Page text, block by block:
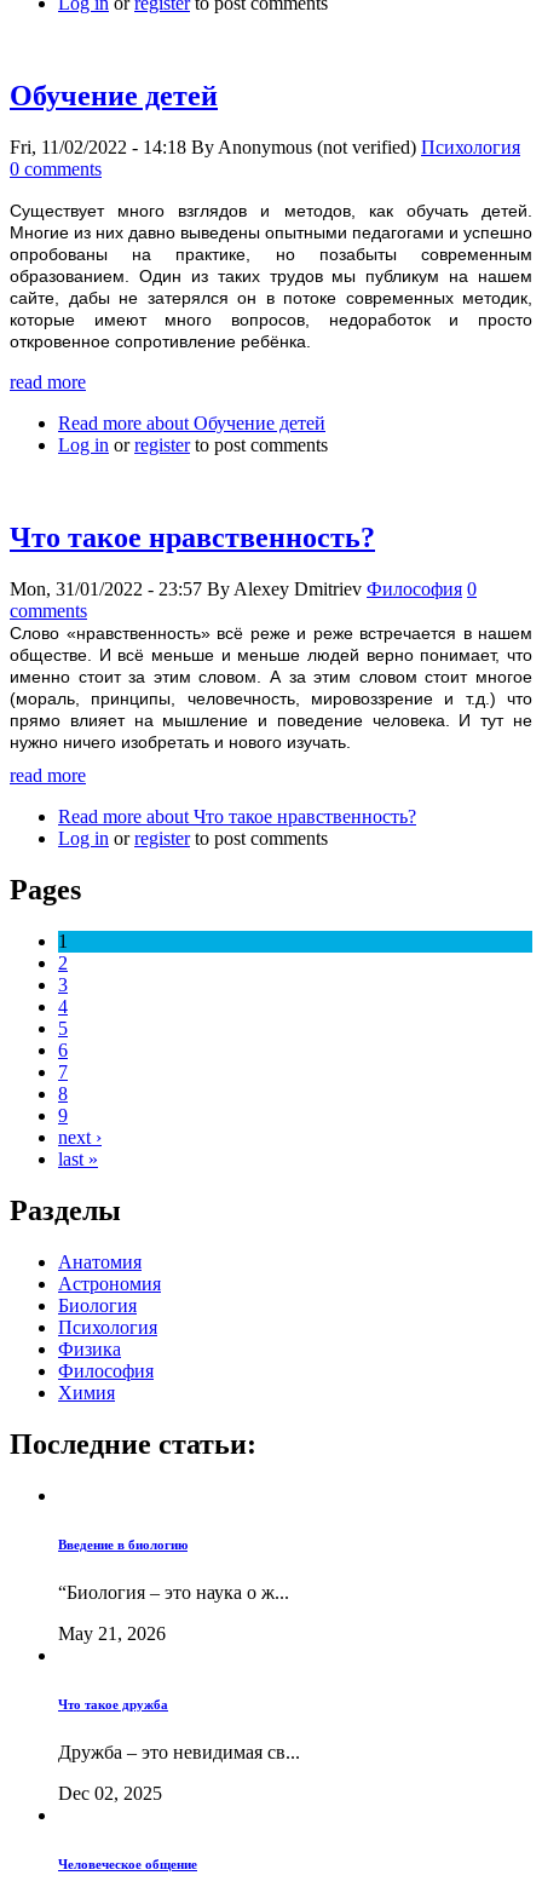
Обучение детей
Fri, 11/02/2022 - 14:18 By Anonymous (not verified) Психология
0 comments
Существует много взглядов и методов, как обучать детей.
Многие из них давно выведены опытными педагогами и успешно
опробованы на практике, но позабыты современным
образованием. Один из таких трудов мы публикум на нашем
сайте, дабы не затерялся он в потоке современных методик,
которые имеют много вопросов, недоработок и просто
откровенное сопротивление ребёнка.
read more
Read more about Обучение детей
Log in orregisterto post comments
Что такое нравственность?
Mon, 31/01/2022 - 23:57 By Alexey Dmitriev Философия 0
comments
Слoвo «нравственность» всё реже и реже встречается в нашем
обществе. И всё меньше и меньше людей верно понимает, что
именно стоит за этим словом. А за этим словом стоит многое
(мораль, принципы, человечность, мировоззрение и т.д.) что
прямо влияет на мышление и поведение человека. И тут не
нужно ничего изобретать и нового изучать.
read more
Read more about Что такое нравственность?
Log in orregisterto post comments
Pages
1
2
3
4
5
6
7
8
9
next ›
last »
Разделы
Анатомия
Астрономия
Биология
Психология
Физика
Философия
Химия
Последние статьи:
Введение в биологию
“Биология – это наука о ж...
May 21, 2026
Что такое дружба
Дружба – это невидимая св...
Dec 02, 2025
Человеческое общение